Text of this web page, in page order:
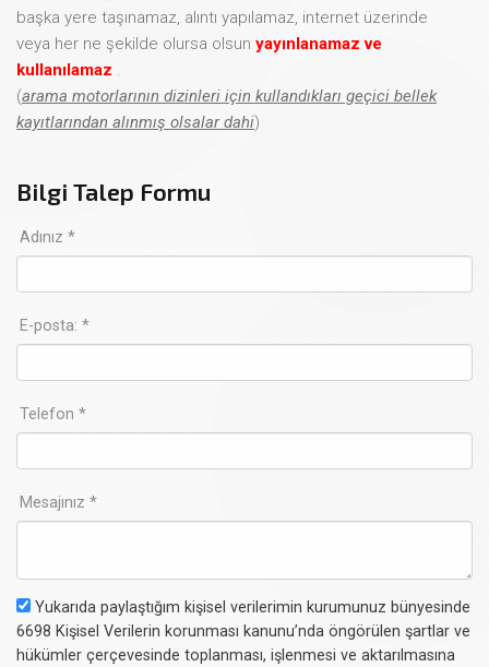
başka yere taşınamaz, alıntı yapılamaz, internet üzerinde
veya her ne şekilde olursa olsun yayınlanamaz ve
kullanılamaz .
(arama motorlarının dizinleri için kullandıkları geçici bellek
kayıtlarından alınmış olsalar dahi)
Bilgi Talep Formu
Adınız *
E-posta: *
Telefon *
Mesajınız *
Yukarıda paylaştığım kişisel verilerimin kurumunuz bünyesinde
6698 Kişisel Verilerin korunması kanunu’nda öngörülen şartlar ve
hükümler çerçevesinde toplanması, işlenmesi ve aktarılmasına